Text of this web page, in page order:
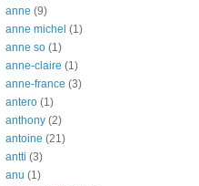
anne (9)
anne michel (1)
anne so (1)
anne-claire (1)
anne-france (3)
antero (1)
anthony (2)
antoine (21)
antti (3)
anu (1)